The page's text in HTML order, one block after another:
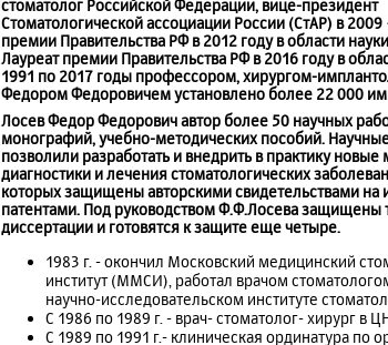
стоматолог Российской Федерации, вице-президент
Стоматологической ассоциации России (СтАР) в 2009
премии Правительства РФ в 2012 году в области
Лауреат премии Правительства РФ в 2016 году в
1991 по 2017 годы профессором, хирургом-
Федором Федоровичем установлено более 22 000
Лосев Федор Федорович автор более 50 научных
монографий, учебно-методических пособий.
позволили разработать и внедрить в практику новые
диагностики и лечения стоматологических
которых защищены авторскими свидетельствами на
патентами. Под руководством Ф.Ф.Лосева защищены
диссертации и готовятся к защите еще четыре.
1983 г. - окончил Московский медицинский
институт (ММСИ), работал врачом
научно-исследовательском институте
С 1986 по 1989 г. - врач- стоматолог- хирург в
С 1989 по 1991 г.- клиническая ординатура по